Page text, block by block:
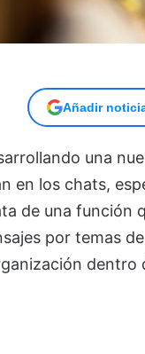
Añadir
una
en los chats,
de una función
por temas
dentro